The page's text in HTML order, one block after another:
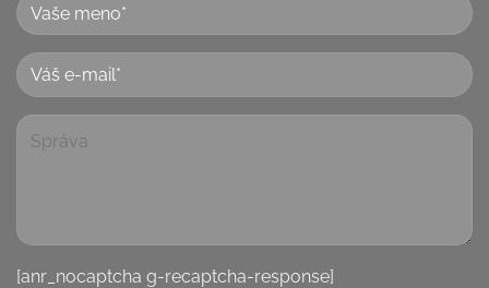
[anr_nocaptcha g-recaptcha-response]